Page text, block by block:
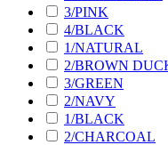
3/PINK
4/BLACK
1/NATURAL
2/BROWN
3/GREEN
2/NAVY
1/BLACK
2/CHARCOAL